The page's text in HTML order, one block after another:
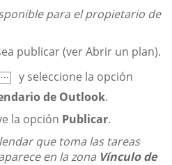
para el propietario de
publicar (ver Abrir un plan).
y seleccione la opción
de Outlook.
la opción Publicar.
que toma las tareas
en la zona Vínculo de